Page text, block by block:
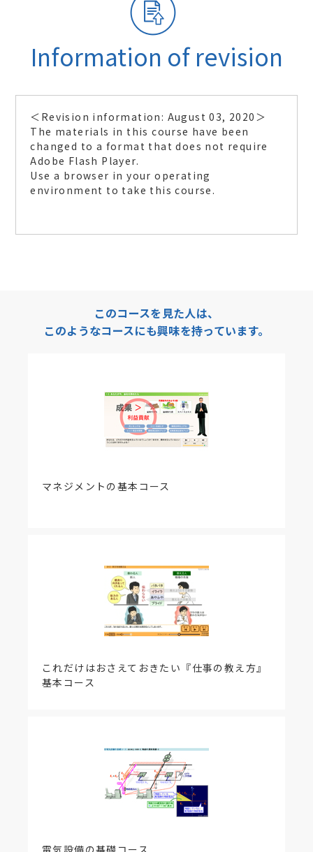
Information of revision
＜Revision information: August 03, 2020＞
The materials in this course have been
changed to a format that does not require
Adobe Flash Player.
Use a browser in your operating
environment to take this course.
このコースを見た人は、
このようなコースにも興味を持っています。
マネジメントの基本コース
これだけはおさえておきたい『仕事の教え方』
基本コース